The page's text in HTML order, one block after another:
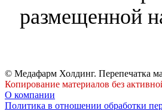
размещенной
© Медафарм Холдинг. Перепечатка
Копирование материалов без
О компании
Политика в отношении обработки